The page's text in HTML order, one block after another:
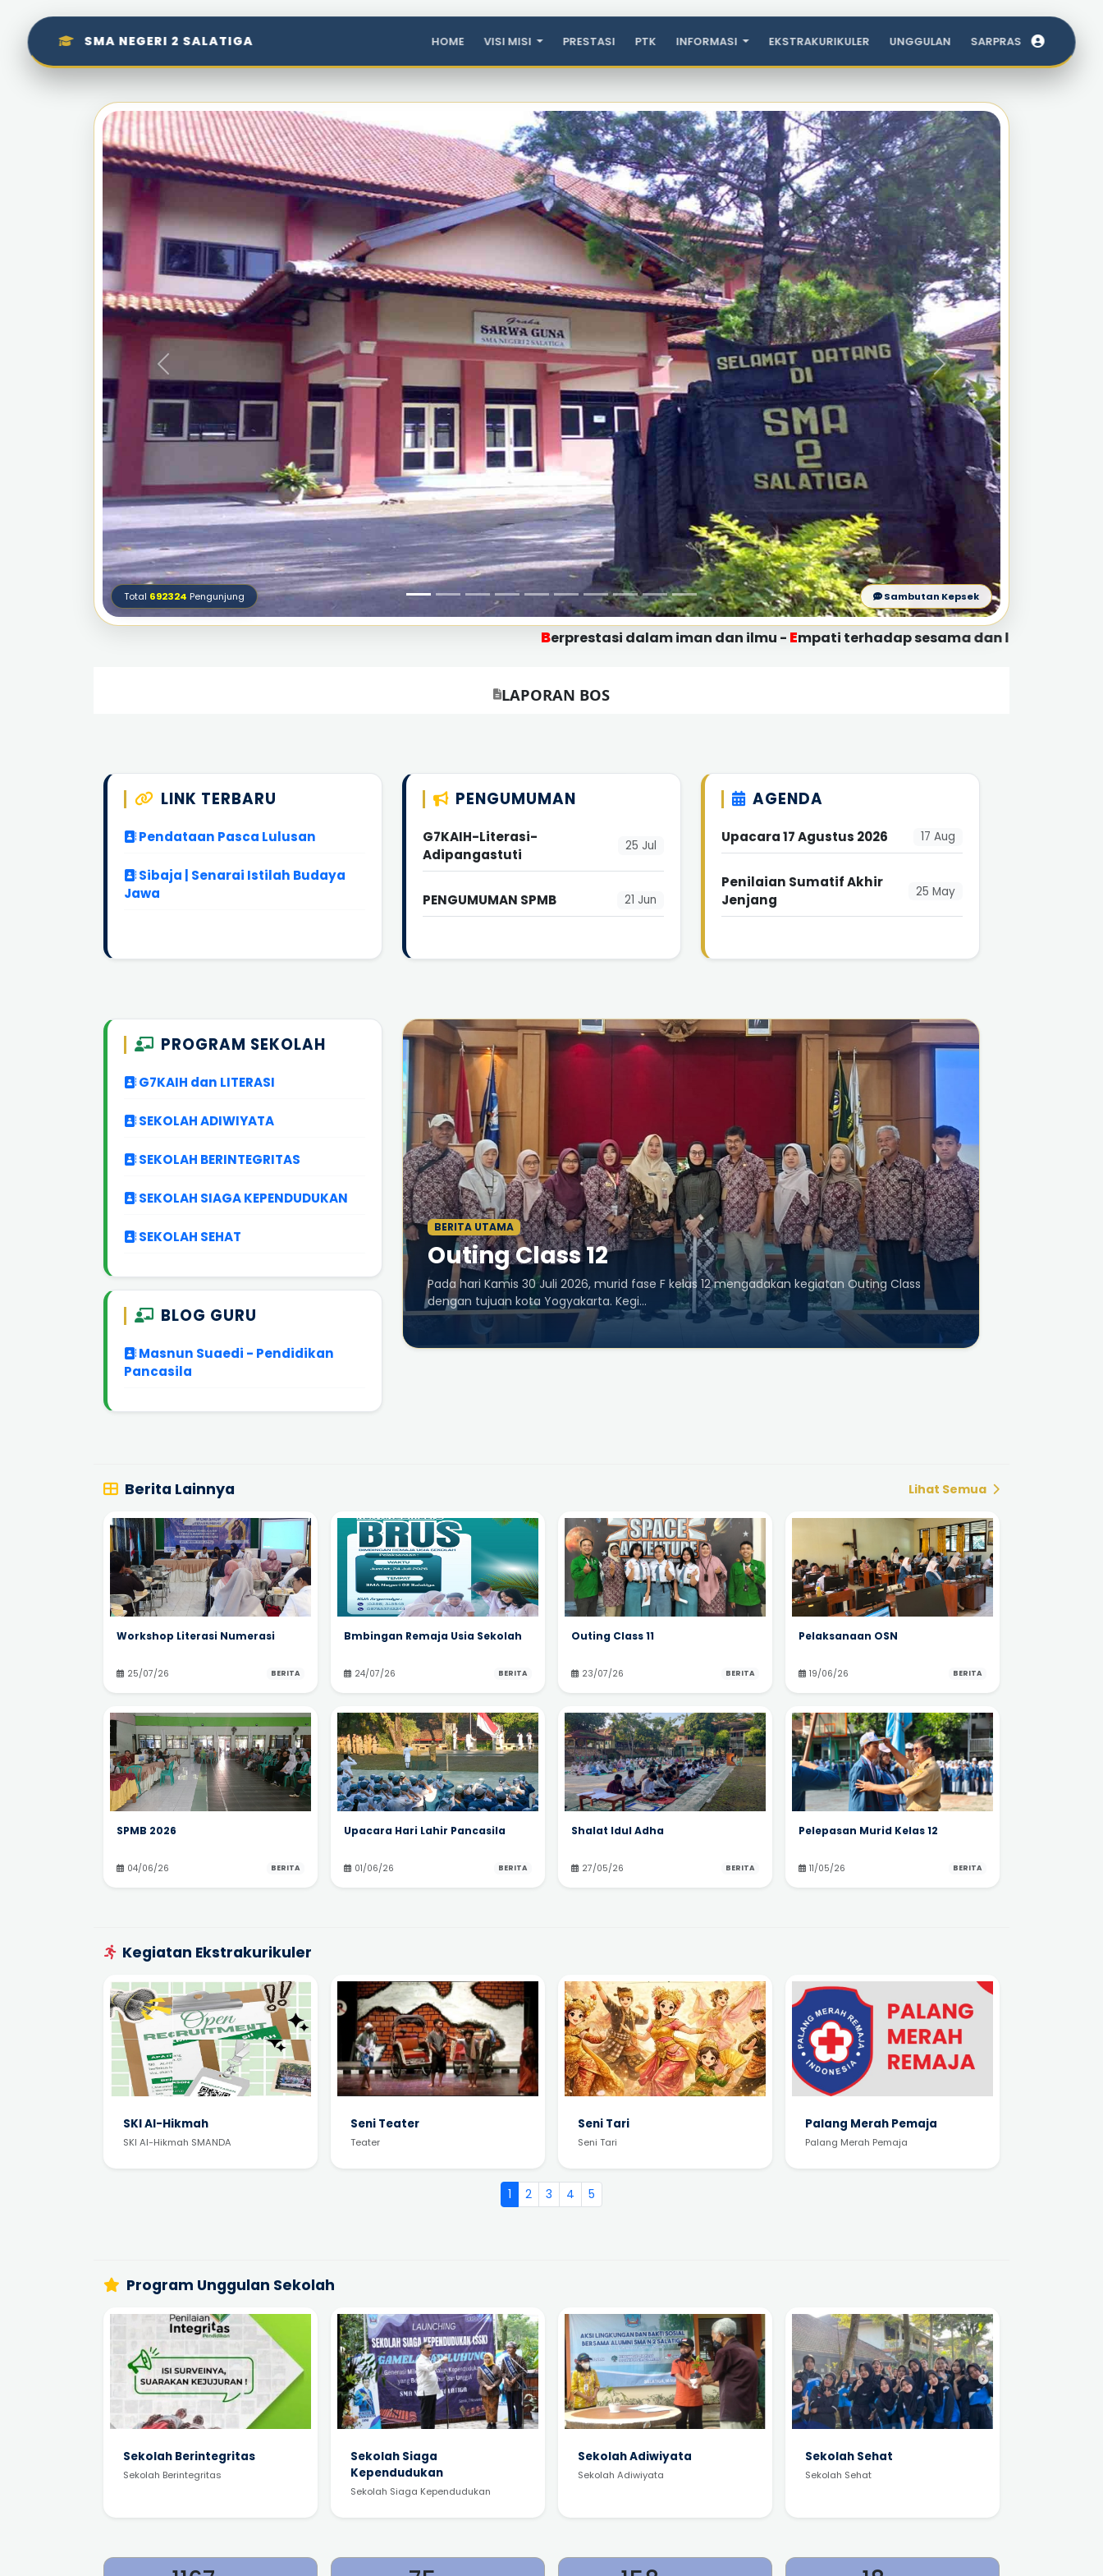
SMA NEGERI 2 SALATIGA HOME VISI MISI PRESTASI PTK INFORMASI EKSTRAKURIKULER UNGGULAN SARPRAS
Total 692324 Pengunjung Sambutan Kepsek
erprestasi dalam iman dan ilmu -Empati terhadap sesama dan lingkungan -
LAPORAN BOS
LINK TERBARU
Pendataan Pasca Lulusan
Sibaja | Senarai Istilah Budaya
Jawa
PENGUMUMAN
G7KAIH-Literasi-
Adipangastuti
25 Jul
PENGUMUMAN SPMB 21 Jun
AGENDA
Upacara 17 Agustus 2026 17 Aug
Penilaian Sumatif Akhir
Jenjang
25 May
PROGRAM SEKOLAH
G7KAIH dan LITERASI
SEKOLAH ADIWIYATA
SEKOLAH BERINTEGRITAS
SEKOLAH SIAGA KEPENDUDUKAN
SEKOLAH SEHAT
BLOG GURU
Masnun Suaedi - Pendidikan
Pancasila
BERITA UTAMA
Outing Class 12
Pada hari Kamis 30 Juli 2026, murid fase F kelas 12 mengadakan kegiatan Outing Class
dengan tujuan kota Yogyakarta. Kegi...
Berita Lainnya Lihat Semua
Workshop Literasi Numerasi
25/07/26 BERITA
Bmbingan Remaja Usia Sekolah
24/07/26 BERITA
Outing Class 11
23/07/26 BERITA
Pelaksanaan OSN
19/06/26 BERITA
SPMB 2026
04/06/26 BERITA
Upacara Hari Lahir Pancasila
01/06/26 BERITA
Shalat Idul Adha
27/05/26 BERITA
Pelepasan Murid Kelas 12
11/05/26 BERITA
Kegiatan Ekstrakurikuler
SKI Al-Hikmah
SKI Al-Hikmah SMANDA
Seni Teater
Teater
Seni Tari
Seni Tari
Palang Merah Pemaja
Palang Merah Pemaja
1 2 3 4 5
Program Unggulan Sekolah
Sekolah Berintegritas
Sekolah Berintegritas
Sekolah Siaga
Kependudukan
Sekolah Siaga Kependudukan
Sekolah Adiwiyata
Sekolah Adiwiyata
Sekolah Sehat
Sekolah Sehat